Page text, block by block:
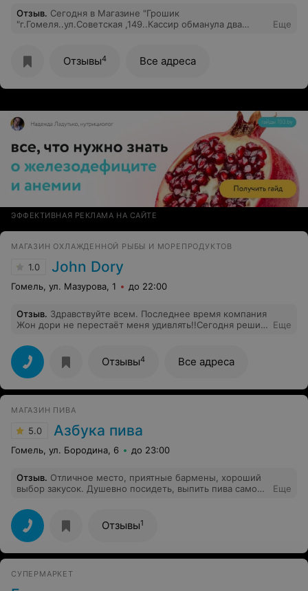
Отзыв. Сегодня в Магазине "Грошик
"г.Гомеля..ул.Советская ,149..Кассир обманула два
увидела на улице,то что на 10 рублей дали сдачу
меньше..Потом увидела ,что пробит один и тот же
много,праздники..Но наглеть и обманывать людей не
Еще
Отзывы4 Все адреса
ЭФФЕКТИВНАЯ РЕКЛАМА НА САЙТЕ
МАГАЗИН ОХЛАЖДЕННОЙ РЫБЫ И МОРЕПРОДУКТОВ
1.0 John Dory
Гомель, ул. Мазурова, 1 до 22:00
Отзыв. Здравствуйте всем. Последнее время компания
Жон дори не перестаёт меня удивлять!!Сегодня решил
сожалению набрал на компанию джон дори на ,что
получил ответ. Что рыба уже закончилась, А на вопрос:
а как же информация на сайте, что акция проходит до
22-10-2025? Получил просто ответ ,Что-то Это Просто
информационная информация для клиентов, которая
Понимать ?
Еще
Отзывы4 Все адреса
МАГАЗИН ПИВА
5.0 Азбука пива
Гомель, ул. Бородина, 6 до 23:00
Отзыв. Отличное место, приятные бармены, хороший
выбор закусок. Душевно посидеть, выпить пива самое
Еще
Отзывы1
СУПЕРМАРКЕТ